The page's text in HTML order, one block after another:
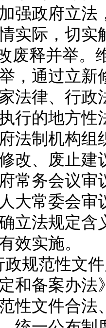
强政府立
实际，切实
释并举。
，通过立
法律、行
行的地方
法制机构
改、废止
常务会议
大常委会
立法规定
效实施。
范性文件
和备案办
性文件合